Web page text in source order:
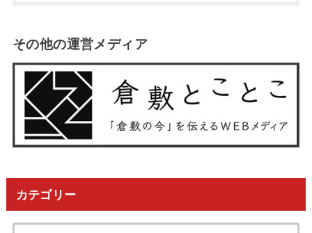
その他の運営メディア
カテゴリー